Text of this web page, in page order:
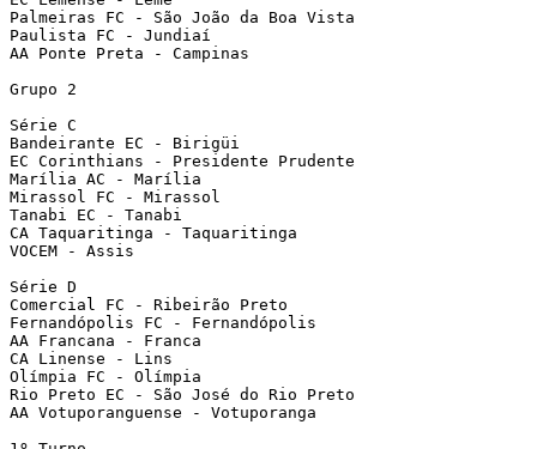
Palmeiras FC - São João da Boa Vista
Paulista FC - Jundiaí
AA Ponte Preta - Campinas
Grupo 2
Série C
Bandeirante EC - Birigüi
EC Corinthians - Presidente Prudente
Marília AC - Marília
Mirassol FC - Mirassol
Tanabi EC - Tanabi
CA Taquaritinga - Taquaritinga
VOCEM - Assis
Série D
Comercial FC - Ribeirão Preto
Fernandópolis FC - Fernandópolis
AA Francana - Franca
CA Linense - Lins
Olímpia FC - Olímpia
Rio Preto EC - São José do Rio Preto
AA Votuporanguense - Votuporanga